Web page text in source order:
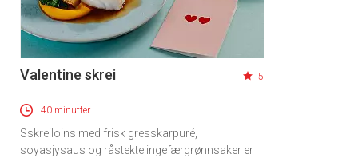
Valentine skrei 5
40 minutter
Sskreiloins med frisk gresskarpuré,
soyasjysaus og råstekte ingefærgrønnsaker er